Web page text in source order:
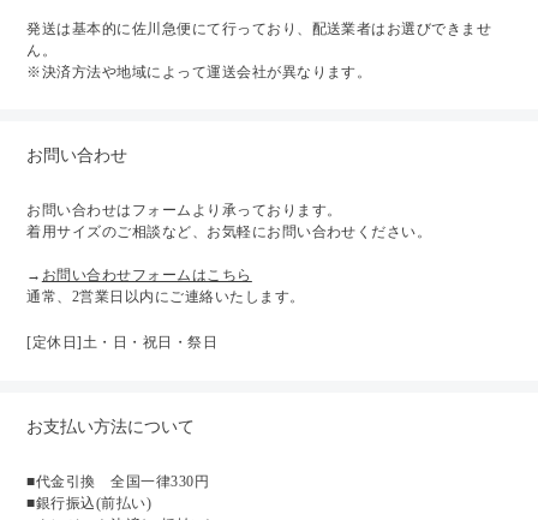
発送は基本的に佐川急便にて行っており、配送業者はお選びできませ
ん。
※決済方法や地域によって運送会社が異なります。
お問い合わせ
お問い合わせはフォームより承っております。
着用サイズのご相談など、お気軽にお問い合わせください。
→ お問い合わせフォームはこちら
通常、2営業日以内にご連絡いたします。
[定休日]土・日・祝日・祭日
お支払い方法について
■代金引換 全国一律330円
■銀行振込(前払い)